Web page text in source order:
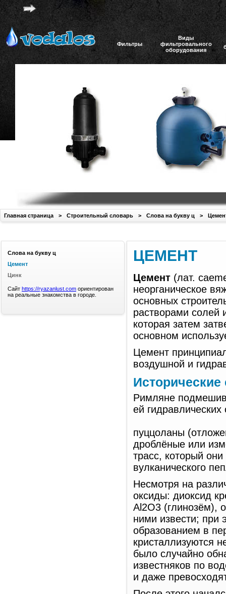
Фильтры
Виды
фильтровального
оборудования
Главная страница > Строительный словарь > Слова на букву ц >
ЦЕМЕНТ
Цемент (лат.
неорганическое
основных
растворами солей
которая затем
основном
Цемент
воздушной и
Исторические
Римляне
ей
пуццоланы
дроблёные или
трасс, который
вулканического
Несмотря на
оксиды: диоксид
Al2O3 (глинозём),
ними извести; при
образованием в
кристаллизуются
было случайно
известняков по
и даже
Слова на букву ц
Цемент
Цинк
Сайт https://ryazanlust.com ориентирован
на реальные знакомства в городе.